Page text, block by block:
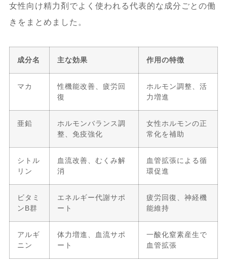
女性向け精力剤でよく使われる代表的な成分ごとの働
きをまとめました。
成分名 主な効果 作用の特徴
マカ
性機能改善、疲労回
復
ホルモン調整、活
力増進
亜鉛
ホルモンバランス調
整、免疫強化
女性ホルモンの正
常化を補助
シトル
リン
血流改善、むくみ解
消
血管拡張による循
環促進
ビタミ
ンB群
エネルギー代謝サポ
ート
疲労回復、神経機
能維持
アルギ
ニン
体力増進、血流サポ
ート
一酸化窒素産生で
血管拡張